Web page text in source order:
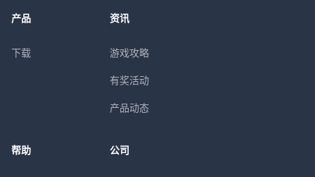
产品
下载
资讯
游戏攻略
有奖活动
产品动态
帮助 公司